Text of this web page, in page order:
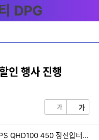
인 행사 진행
가 가
크로스오버 27QT100M IPS QHD100 450 정전압터치 프리덤스탠드 애플망고 무결점